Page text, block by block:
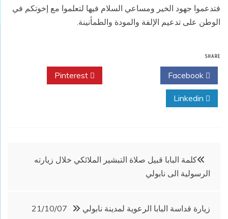
فتدعموا جهود الخير ومساعي السلام فيها لتعلموا مع إخوتكم في
الوطن على تدعيم الإلفة والمودة والطمأنينة.
SHARE
تصفّح
المقالات
كلمة البابا قبيل صلاة التبشير الملائكي خلال زيارته
الرسولية الى نابولي
زيارة قداسة البابا الرعوية لمدينة نابولي 21/10/07